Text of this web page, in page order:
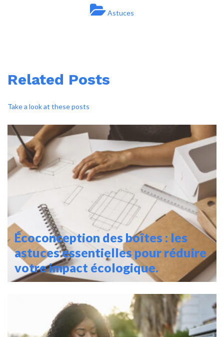
Astuces
Related Posts
Take a look at these posts
Écoconception des boîtes : les
astuces essentielles pour réduire
votre impact écologique.